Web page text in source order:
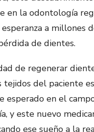
en la odontología
a millones
de dientes.
de regenerar
tejidos del paciente
esperado en el
y este nuevo
ese sueño a la